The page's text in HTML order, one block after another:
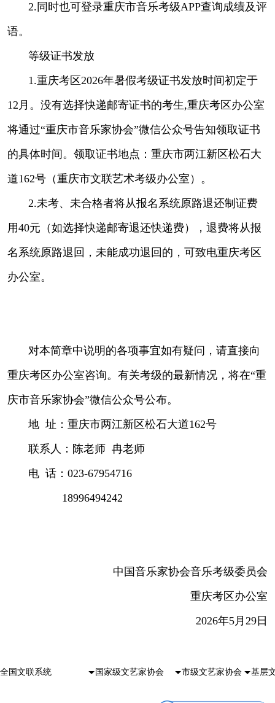
2.同时也可登录重庆市音乐考级APP查询成绩及评
语。
等级证书发放
1.重庆考区2026年暑假考级证书发放时间初定于
12月。没有选择快递邮寄证书的考生,重庆考区办公室
将通过“重庆市音乐家协会”微信公众号告知领取证书
的具体时间。领取证书地点：重庆市两江新区松石大
道162号（重庆市文联艺术考级办公室）。
2.未考、未合格者将从报名系统原路退还制证费
用40元（如选择快递邮寄退还快递费），退费将从报
名系统原路退回，未能成功退回的，可致电重庆考区
办公室。
对本简章中说明的各项事宜如有疑问，请直接向
重庆考区办公室咨询。有关考级的最新情况，将在“重
庆市音乐家协会”微信公众号公布。
地 址：重庆市两江新区松石大道162号
联系人：陈老师 冉老师
电 话：023-67954716
18996494242
中国音乐家协会音乐考级委员会
重庆考区办公室
2026年5月29日